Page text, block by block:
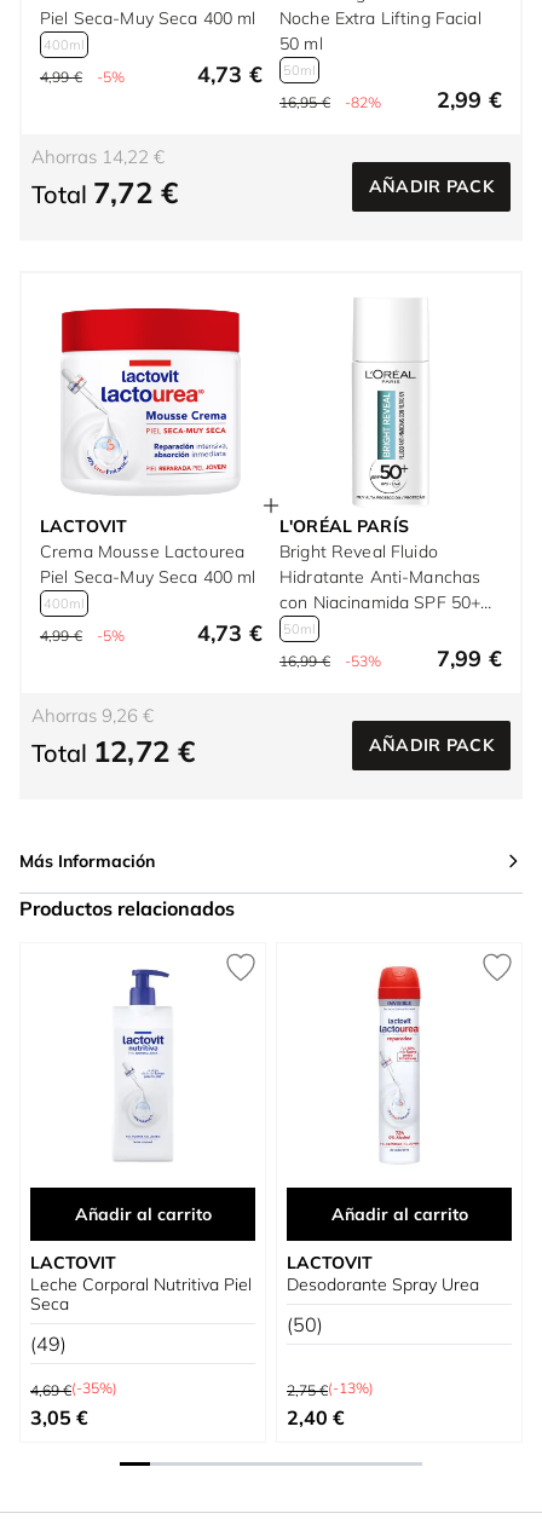
Piel Seca-Muy Seca 400 ml
400ml
4,99 € -5% 4,73 €
Noche Extra Lifting Facial
50 ml
50ml
16,95 € -82% 2,99 €
Ahorras 14,22 €
Total 7,72 € AÑADIR PACK
LACTOVIT
Crema Mousse Lactourea
Piel Seca-Muy Seca 400 ml
400ml
4,99 € -5% 4,73 €
L'ORÉAL PARÍS
Bright Reveal Fluido
Hidratante Anti-Manchas
con Niacinamida SPF 50+
50 ml
50ml
16,99 € -53% 7,99 €
Ahorras 9,26 €
Total 12,72 € AÑADIR PACK
Más Información
Productos relacionados
Añadir al carrito
LACTOVIT
Leche Corporal Nutritiva Piel
Seca
(49)
Precio habitual
4,69 €(-35%)
Precio especial
3,05 €
Añadir al carrito
LACTOVIT
Desodorante Spray Urea
(50)
Precio habitual
2,75 €(-13%)
Precio especial
2,40 €